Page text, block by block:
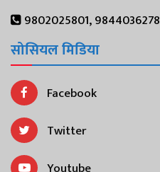
9802025801, 9844036278
सोसियल मिडिया
Facebook
Twitter